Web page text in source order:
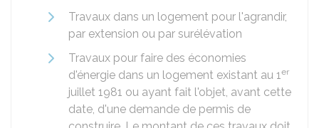
Travaux dans un logement pour l'agrandir,
par extension ou par surélévation
Travaux pour faire des économies
d'énergie dans un logement existant au 1er
juillet 1981 ou ayant fait l'objet, avant cette
date, d'une demande de permis de